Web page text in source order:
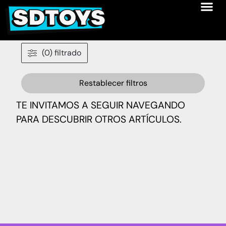
(0) filtrado
Restablecer filtros
TE INVITAMOS A SEGUIR NAVEGANDO
PARA DESCUBRIR OTROS ARTÍCULOS.